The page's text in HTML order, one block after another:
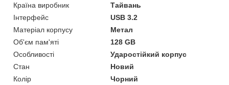
Країна виробник
Тайвань
Інтерфейс
USB 3.2
Матеріал корпусу
Метал
Об'єм пам'яті
128 GB
Особливості
Ударостійкий корпус
Стан
Новий
Колір
Чорний